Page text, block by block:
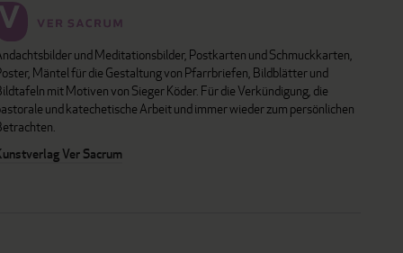
und Meditationsbilder, Postkarten und Schmuckkarten,
Mäntel für die Gestaltung von Pfarrbriefen, Bildblätter und
mit Motiven von Sieger Köder. Für die Verkündigung, die
und katechetische Arbeit und immer wieder zum persönlichen
Ver Sacrum